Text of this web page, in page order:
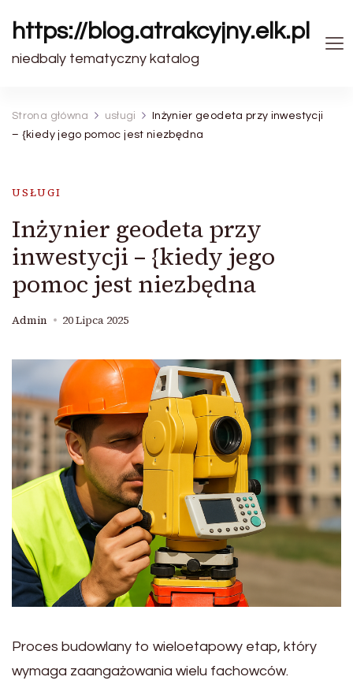
https://blog.atrakcyjny.elk.pl
niedbaly tematyczny katalog
Strona główna usługi
Inżynier geodeta przy inwestycji
– {kiedy jego pomoc jest niezbędna
USŁUGI
Inżynier geodeta przy
inwestycji – {kiedy jego
pomoc jest niezbędna
Admin 20 Lipca 2025
Proces budowlany to wieloetapowy etap, który
wymaga zaangażowania wielu fachowców.